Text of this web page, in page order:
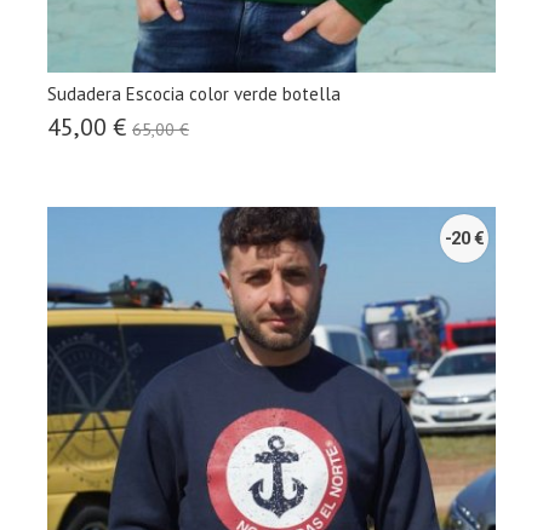
Sudadera Escocia color verde botella
45,00 € 65,00 €
-20 €